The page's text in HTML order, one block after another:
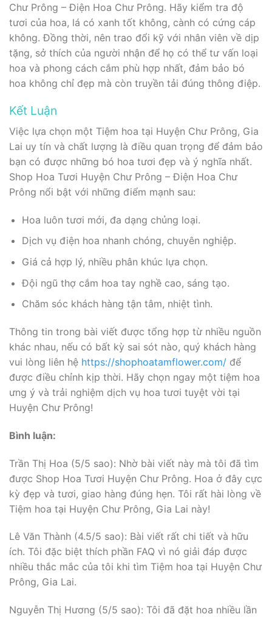
Chư Prông – Điện Hoa Chư Prông. Hãy kiểm tra độ
tươi của hoa, lá có xanh tốt không, cành có cứng cáp
không. Đồng thời, nên trao đổi kỹ với nhân viên về dịp
tặng, sở thích của người nhận để họ có thể tư vấn loại
hoa và phong cách cắm phù hợp nhất, đảm bảo bó
hoa không chỉ đẹp mà còn truyền tải đúng thông điệp.
Kết Luận
Việc lựa chọn một Tiệm hoa tại Huyện Chư Prông, Gia
Lai uy tín và chất lượng là điều quan trọng để đảm bảo
bạn có được những bó hoa tươi đẹp và ý nghĩa nhất.
Shop Hoa Tươi Huyện Chư Prông – Điện Hoa Chư
Prông nổi bật với những điểm mạnh sau:
Hoa luôn tươi mới, đa dạng chủng loại.
Dịch vụ điện hoa nhanh chóng, chuyên nghiệp.
Giá cả hợp lý, nhiều phân khúc lựa chọn.
Đội ngũ thợ cắm hoa tay nghề cao, sáng tạo.
Chăm sóc khách hàng tận tâm, nhiệt tình.
Thông tin trong bài viết được tổng hợp từ nhiều nguồn
khác nhau, nếu có bất kỳ sai sót nào, quý khách hàng
vui lòng liên hệ https://shophoatamflower.com/ để
được điều chỉnh kịp thời. Hãy chọn ngay một tiệm hoa
ưng ý và trải nghiệm dịch vụ hoa tươi tuyệt vời tại
Huyện Chư Prông!
Bình luận:
Trần Thị Hoa (5/5 sao): Nhờ bài viết này mà tôi đã tìm
được Shop Hoa Tươi Huyện Chư Prông. Hoa ở đây cực
kỳ đẹp và tươi, giao hàng đúng hẹn. Tôi rất hài lòng về
Tiệm hoa tại Huyện Chư Prông, Gia Lai này!
Lê Văn Thành (4.5/5 sao): Bài viết rất chi tiết và hữu
ích. Tôi đặc biệt thích phần FAQ vì nó giải đáp được
nhiều thắc mắc của tôi khi tìm Tiệm hoa tại Huyện Chư
Prông, Gia Lai.
Nguyễn Thị Hương (5/5 sao): Tôi đã đặt hoa nhiều lần